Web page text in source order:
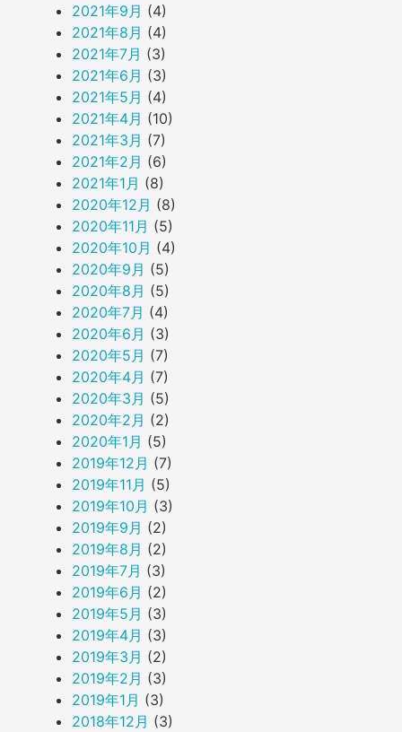
2021年9月 (4)
2021年8月 (4)
2021年7月 (3)
2021年6月 (3)
2021年5月 (4)
2021年4月 (10)
2021年3月 (7)
2021年2月 (6)
2021年1月 (8)
2020年12月 (8)
2020年11月 (5)
2020年10月 (4)
2020年9月 (5)
2020年8月 (5)
2020年7月 (4)
2020年6月 (3)
2020年5月 (7)
2020年4月 (7)
2020年3月 (5)
2020年2月 (2)
2020年1月 (5)
2019年12月 (7)
2019年11月 (5)
2019年10月 (3)
2019年9月 (2)
2019年8月 (2)
2019年7月 (3)
2019年6月 (2)
2019年5月 (3)
2019年4月 (3)
2019年3月 (2)
2019年2月 (3)
2019年1月 (3)
2018年12月 (3)